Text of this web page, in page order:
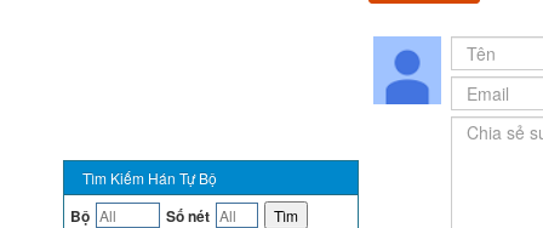
Tìm Kiếm Hán Tự Bộ
Bộ Số nét
Tìm